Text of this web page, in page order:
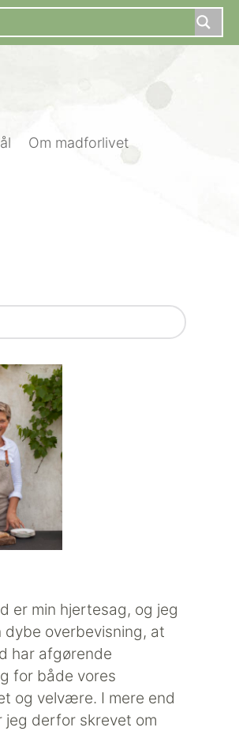
Om madforlivet
er min hjertesag, og jeg
dybe overbevisning, at
har afgørende
for både vores
og velvære. I mere end
jeg derfor skrevet om